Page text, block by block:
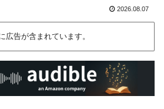
2026.08.07
広告が含まれています。